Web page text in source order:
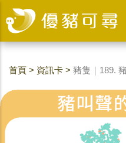
首頁 > 資訊卡 > 豬隻｜189.